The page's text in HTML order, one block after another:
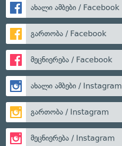
ახალი ამბები / Facebook
გართობა / Facebook
მეცნიერება / Facebook
ახალი ამბები / Instagram
გართობა / Instagram
მეცნიერება / Instagram